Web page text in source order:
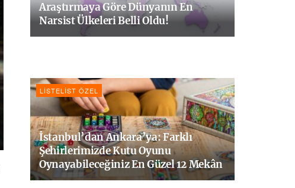
Araştırmaya Göre Dünyanın En
Narsist Ülkeleri Belli Oldu!
LISTELIST ÖZEL
İstanbul’dan Ankara’ya: Farklı
Şehirlerimizde Kutu Oyunu
Oynayabileceğiniz En Güzel 12 Mekân